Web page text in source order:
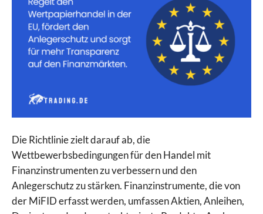
Die Richtlinie zielt darauf ab, die
Wettbewerbsbedingungen für den Handel mit
Finanzinstrumenten zu verbessern und den
Anlegerschutz zu stärken. Finanzinstrumente, die von
der MiFID erfasst werden, umfassen Aktien, Anleihen,